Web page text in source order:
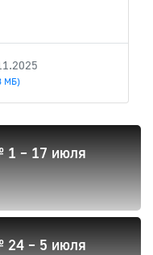
МБ)
1 – 17 июля
24 – 5 июля